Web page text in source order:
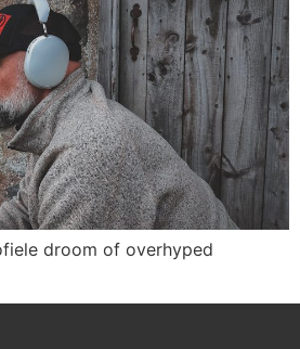
droom of overhyped